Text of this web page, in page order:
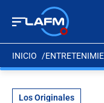
INICIO
Los Originales